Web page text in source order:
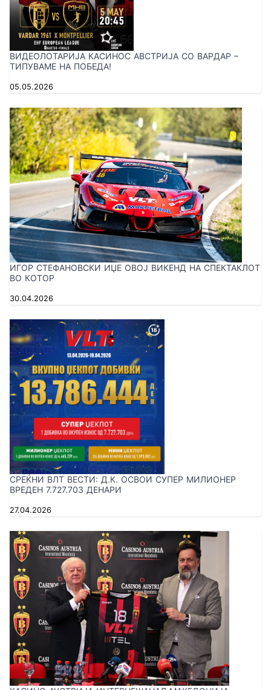
ВИДЕОЛОТАРИЈА КАСИНОС АВСТРИЈА СО ВАРДАР –
ТИПУВАМЕ НА ПОБЕДА!
05.05.2026
ИГОР СТЕФАНОВСКИ ИЏЕ ОВОЈ ВИКЕНД НА СПЕКТАКЛОТ
ВО КОТОР
30.04.2026
СРЕЌНИ ВЛТ ВЕСТИ: Д.К. ОСВОИ СУПЕР МИЛИОНЕР
ВРЕДЕН 7.727.703 ДЕНАРИ
27.04.2026